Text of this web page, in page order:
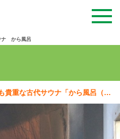
ナ から風呂
さぬき市昭和地区には全国的にも貴重な古代サウナ「から風呂（塚原のから風呂）」があります。 この風呂…